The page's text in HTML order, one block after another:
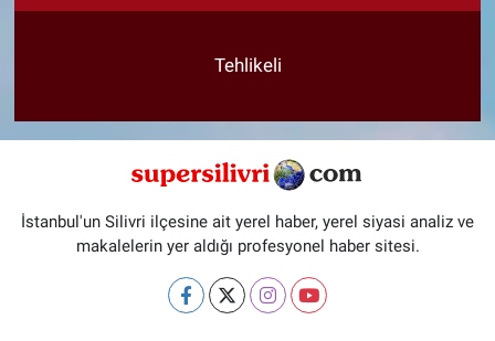
Tehlikeli
İstanbul'un Silivri ilçesine ait yerel haber, yerel siyasi analiz ve
makalelerin yer aldığı profesyonel haber sitesi.